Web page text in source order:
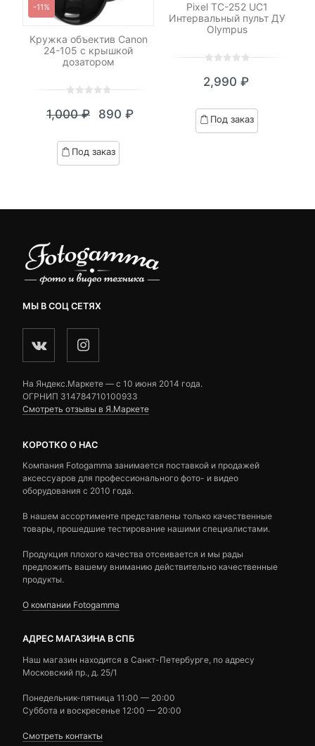
-11%
Кружка объектив Canon
24-105 c крышкой
дозатором
out
based
on
1,000₽
Первоначальная
цена
составляла
890 ₽
Текущая
цена:
890 ₽.
Под заказ
Pixel TC-252 UC1
Интервальный пульт ДУ
Olympus
out
based
on
2,990 ₽
Под заказ
МЫ В СОЦ СЕТЯХ
На Яндекс.Маркете — c 10 июня 2014 года.
ОГРНИП 314784710100933
Смотреть отзывы в Я.Маркете
КОРОТКО О НАС
Компания Fotogamma занимается поставкой и продажей
аксессуаров для профессионального фото- и видео
оборудования с 2010 года.
В нашем ассортименте представлены только качественные
товары, прошедшие тестирование нашими специалистами.
Продукция плохого качества отсеивается и мы рады
предложить вашему вниманию действительно качественные
продукты.
О компании Fotogamma
АДРЕС МАГАЗИНА В СПБ
Наш магазин находится в Санкт-Петербурге, по адресу
Московский пр., д. 25/1
Понедельник-пятница 11:00 — 20:00
Суббота и воскресенье 12:00 — 20:00
Смотреть контакты